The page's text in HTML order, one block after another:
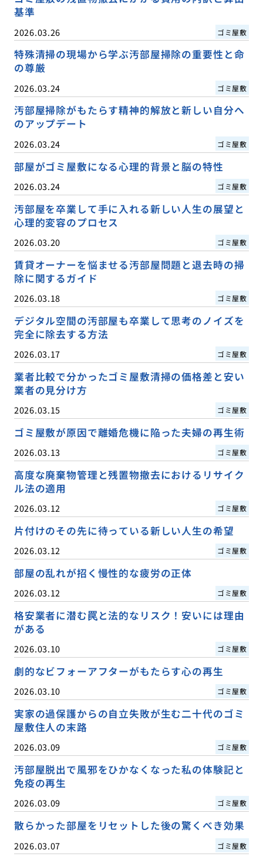
基準
2026.03.26 ゴミ屋敷
特殊清掃の現場から学ぶ汚部屋掃除の重要性と命
の尊厳
2026.03.24 ゴミ屋敷
汚部屋掃除がもたらす精神的解放と新しい自分へ
のアップデート
2026.03.24 ゴミ屋敷
部屋がゴミ屋敷になる心理的背景と脳の特性
2026.03.24 ゴミ屋敷
汚部屋を卒業して手に入れる新しい人生の展望と
心理的変容のプロセス
2026.03.20 ゴミ屋敷
賃貸オーナーを悩ませる汚部屋問題と退去時の掃
除に関するガイド
2026.03.18 ゴミ屋敷
デジタル空間の汚部屋も卒業して思考のノイズを
完全に除去する方法
2026.03.17 ゴミ屋敷
業者比較で分かったゴミ屋敷清掃の価格差と安い
業者の見分け方
2026.03.15 ゴミ屋敷
ゴミ屋敷が原因で離婚危機に陥った夫婦の再生術
2026.03.13 ゴミ屋敷
高度な廃棄物管理と残置物撤去におけるリサイク
ル法の適用
2026.03.12 ゴミ屋敷
片付けのその先に待っている新しい人生の希望
2026.03.12 ゴミ屋敷
部屋の乱れが招く慢性的な疲労の正体
2026.03.12 ゴミ屋敷
格安業者に潜む罠と法的なリスク！安いには理由
がある
2026.03.10 ゴミ屋敷
劇的なビフォーアフターがもたらす心の再生
2026.03.10 ゴミ屋敷
実家の過保護からの自立失敗が生む二十代のゴミ
屋敷住人の末路
2026.03.09 ゴミ屋敷
汚部屋脱出で風邪をひかなくなった私の体験記と
免疫の再生
2026.03.09 ゴミ屋敷
散らかった部屋をリセットした後の驚くべき効果
2026.03.07 ゴミ屋敷